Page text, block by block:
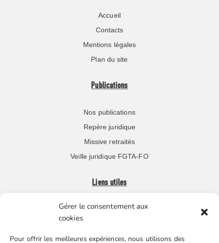
Gérer le consentement aux
cookies
Pour offrir les meilleures expériences, nous utilisons des
Accueil
Contacts
Mentions légales
Plan du site
Publications
Nos publications
Repère juridique
Missive retraités
Veille juridique FGTA-FO
Liens utiles
Boutique en ligne
Nos partenaires